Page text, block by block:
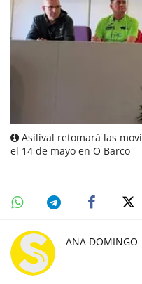
Asilival retomará las
el 14 de mayo en O Barco
ANA DOMINGO